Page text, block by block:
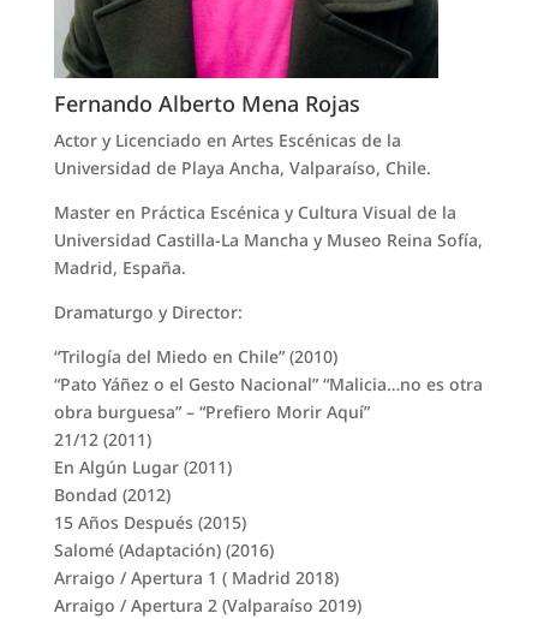
Fernando Alberto Mena Rojas
Actor y Licenciado en Artes Escénicas de la
Universidad de Playa Ancha, Valparaíso, Chile.
Master en Práctica Escénica y Cultura Visual de la
Universidad Castilla-La Mancha y Museo Reina Sofía,
Madrid, España.
Dramaturgo y Director:
“Trilogía del Miedo en Chile” (2010)
“Pato Yáñez o el Gesto Nacional” “Malicia…no es otra
obra burguesa” – “Prefiero Morir Aquí”
21/12 (2011)
En Algún Lugar (2011)
Bondad (2012)
15 Años Después (2015)
Salomé (Adaptación) (2016)
Arraigo / Apertura 1 ( Madrid 2018)
Arraigo / Apertura 2 (Valparaíso 2019)